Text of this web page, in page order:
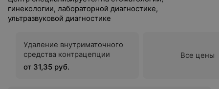
гинекологии, лабораторной диагностике,
ультразвуковой диагностике
Удаление внутриматочного
средства контрацепции
от 31,35 руб.
Все цены